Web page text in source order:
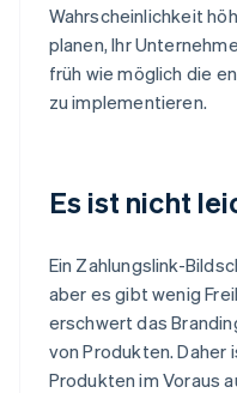
Wahrscheinlichkeit
planen, Ihr
früh wie möglich die
zu implementieren.
Es ist nicht
Ein Zahlungslink-
aber es gibt wenig
erschwert das
von Produkten.
Produkten im Voraus